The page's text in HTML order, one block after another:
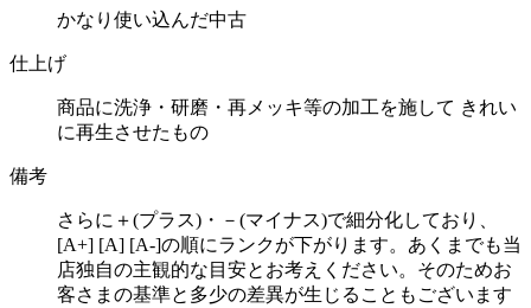
かなり使い込んだ中古
仕上げ
商品に洗浄・研磨・再メッキ等の加工を施して きれい
に再生させたもの
備考
さらに＋(プラス)・－(マイナス)で細分化しており、
[A+] [A] [A-]の順にランクが下がります。あくまでも当
店独自の主観的な目安とお考えください。そのためお
客さまの基準と多少の差異が生じることもございます